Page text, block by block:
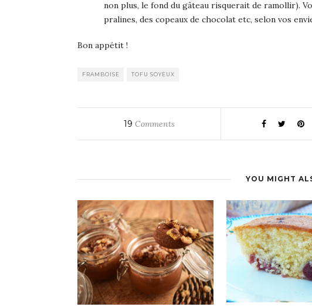
non plus, le fond du gâteau risquerait de ramollir).
pralines, des copeaux de chocolat etc, selon vos
Bon appétit !
FRAMBOISE TOFU SOYEUX
19 Comments
YOU MIGHT